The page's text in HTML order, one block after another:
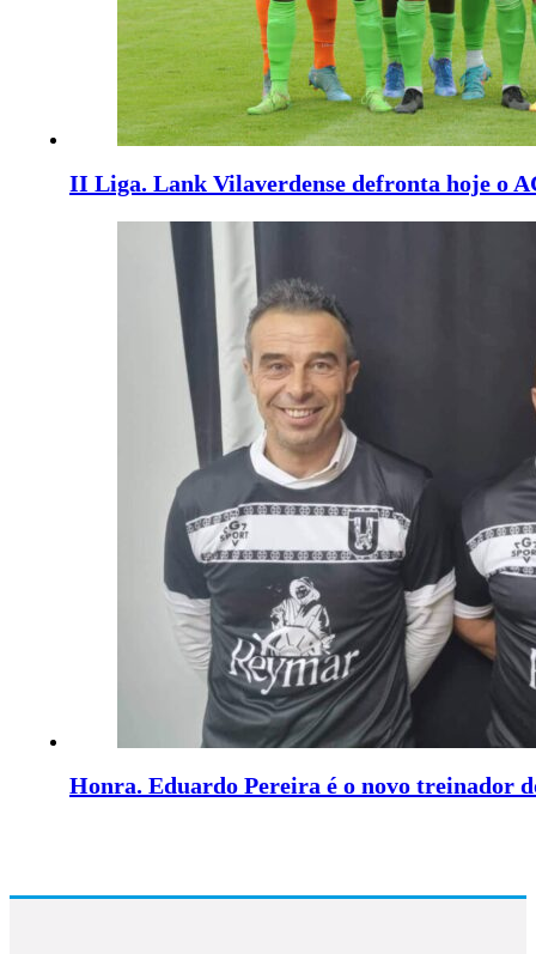
II Liga. Lank Vilaverdense defronta hoje o
Honra. Eduardo Pereira é o novo treinador